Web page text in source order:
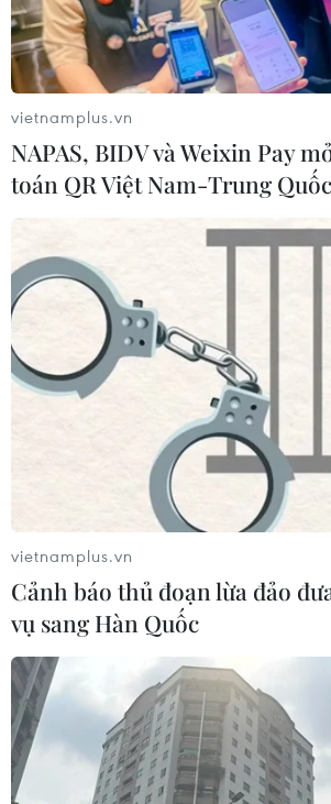
vietnamplus.vn
NAPAS, BIDV và Weixin Pay
toán QR Việt Nam-Trung Quốc
vietnamplus.vn
Cảnh báo thủ đoạn lừa đảo
vụ sang Hàn Quốc